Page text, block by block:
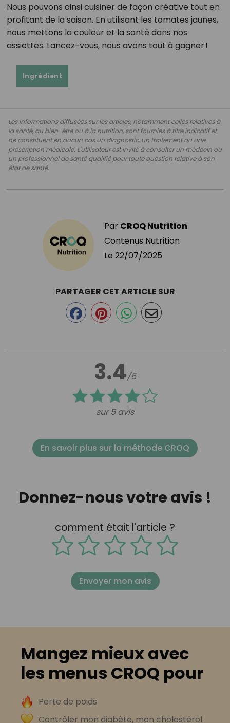
Nous pouvons ainsi cuisiner de façon créative tout en
profitant de la saison. En utilisant les tomates jaunes,
nous mettons la couleur et la santé dans nos
assiettes. Lancez-vous, nous avons tout à gagner !
Ingrédient
Les informations diffusées sur les articles, notamment celles relatives à
la santé, au bien-être ou à la nutrition, sont fournies à titre indicatif et
ne constituent en aucun cas un diagnostic, un traitement ou une
prescription médicale. L'utilisateur est invité à consulter un médecin ou
un professionnel de santé qualifié pour toute question relative à son
état de santé.
Par CROQ Nutrition
Contenus Nutrition
Le 22/07/2025
3.4/5
sur 5 avis
PARTAGER CET ARTICLE SUR
En savoir plus sur la méthode CROQ
Donnez-nous votre avis !
comment était l'article ?
Envoyer mon avis
Mangez mieux avec
les menus CROQ pour
Perte de poids
Contrôler mon diabète, mon cholestérol